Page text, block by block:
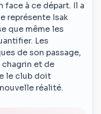
face à ce départ. Il a
représente Isak
que même les
Les
de son passage,
et de
le club doit
réalité.